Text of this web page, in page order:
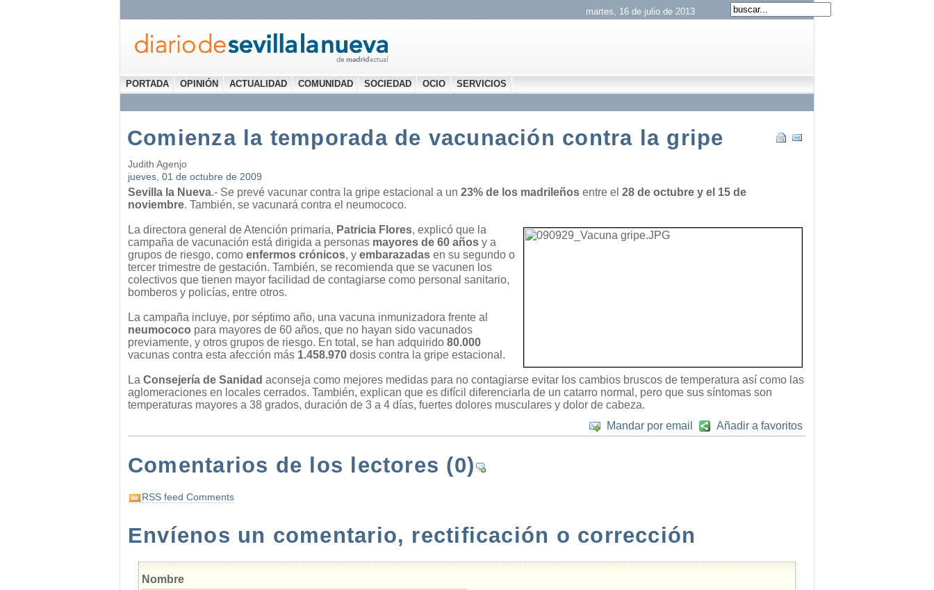
martes, 16 de julio de 2013
PORTADA OPINIÓN ACTUALIDAD COMUNIDAD SOCIEDAD OCIO SERVICIOS
Comienza la temporada de vacunación contra la gripe
Judith Agenjo
jueves, 01 de octubre de 2009
Sevilla la Nueva.- Se prevé vacunar contra la gripe estacional a un 23% de los madrileños entre el 28 de octubre y el 15 de
noviembre. También, se vacunará contra el neumococo.
La directora general de Atención primaria, Patricia Flores, explicó que la
campaña de vacunación está dirigida a personas mayores de 60 años y a
grupos de riesgo, como enfermos crónicos, y embarazadas en su segundo o
tercer trimestre de gestación. También, se recomienda que se vacunen los
colectivos que tienen mayor facilidad de contagiarse como personal sanitario,
bomberos y policías, entre otros.
La campaña incluye, por séptimo año, una vacuna inmunizadora frente al
neumococo para mayores de 60 años, que no hayan sido vacunados
previamente, y otros grupos de riesgo. En total, se han adquirido 80.000
vacunas contra esta afección más 1.458.970 dosis contra la gripe estacional.
La Consejería de Sanidad aconseja como mejores medidas para no contagiarse evitar los cambios bruscos de temperatura así como las
aglomeraciones en locales cerrados. También, explican que es difícil diferenciarla de un catarro normal, pero que sus síntomas son
temperaturas mayores a 38 grados, duración de 3 a 4 días, fuertes dolores musculares y dolor de cabeza.
Añadir a favoritos
Mandar por email
Comentarios de los lectores (0)
RSS feed Comments
Envíenos un comentario, rectificación o corrección
Nombre